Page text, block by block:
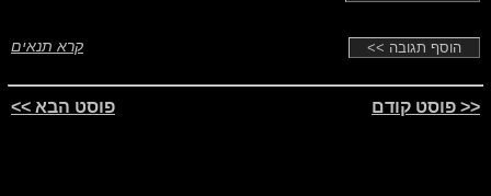
קרא תנאים
<< פוסט קודם פוסט הבא >>